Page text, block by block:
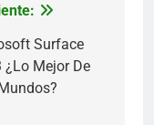
Surface
¿Lo Mejor De